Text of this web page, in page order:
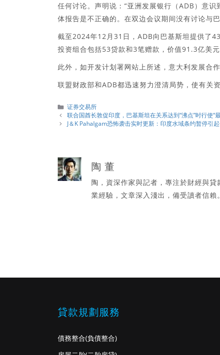
任何讨论。声明说：“亚洲发展银行（ADB）意
体报告是不正确的。在双边会议期间没有讨论与
截至2024年12月31日，ADB向巴基斯坦提供了
投资组合包括53贷款和3笔赠款，价值91.3亿美元
此外，如开发计划署网站上所述，意大利发展合
联盟财政部和ADB都迅速努力澄清局势，使有关
分
類
证券交易所
联合国酋长敦促印度，巴基斯坦在关系达到“沸点”时行使“
J＆K Pahalgam恐怖袭击实时更新：印度水域条约暂停引
陶 董
陶，資深作家與記者，專注於財經與
業經驗，文章深入淺出，備受讀者信賴。
貸款規劃服務
債務整合(負債整合)